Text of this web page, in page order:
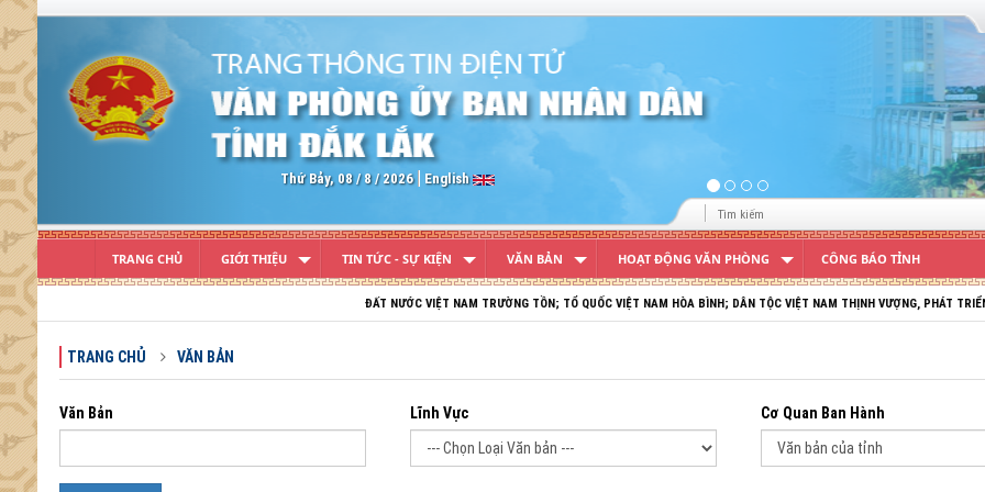
Previous
Thứ Bảy, 08 / 8 / 2026 English
TRANG CHỦ GIỚI THIỆU TIN TỨC - SỰ KIỆN VĂN BẢN HOẠT ĐỘNG VĂN PHÒNG CÔNG BÁO TỈNH
ĐẤT NƯỚC VIỆT NAM TRƯỜNG TỒN; TỔ QUỐC VIỆT NAM HÒA BÌNH; DÂN TỘC VIỆT NAM THỊNH VƯỢNG, PHÁT TRIỂN!
TRANG CHỦ VĂN BẢN
Văn Bản Lĩnh Vực Cơ Quan Ban Hành